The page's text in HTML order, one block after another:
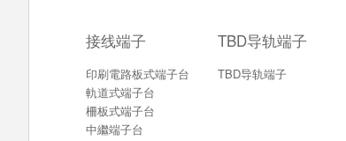
接线端子
印刷電路板式端子台
軌道式端子台
柵板式端子台
中繼端子台
TBD导轨端子
TBD导轨端子